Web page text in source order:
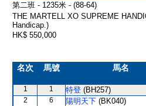
第二班 - 1235米 - (88-64)
THE MARTELL XO SUPREME
Handicap.)
HK$ 550,000
名次 馬號 馬名
1 1 特登 (BH257)
2 6 陽明天下 (BK040)